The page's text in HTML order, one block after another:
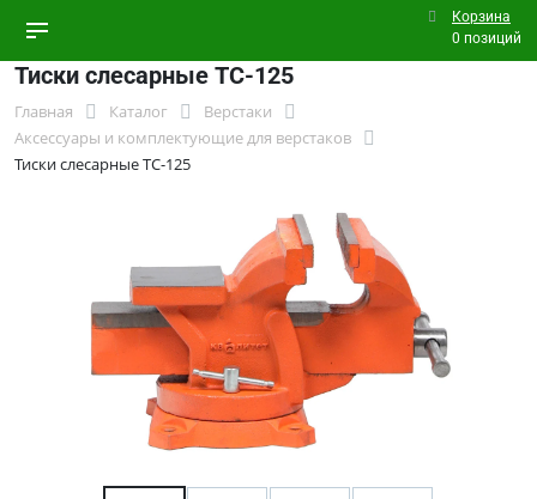
Корзина
0 позиций
Тиски слесарные TC-125
Главная Каталог
Верстаки
Аксессуары и комплектующие для верстаков
Тиски слесарные TC-125